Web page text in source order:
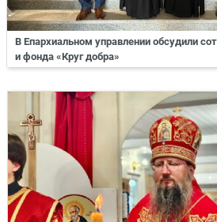
В Епархиальном управлении обсудили
и фонда «Круг добра»